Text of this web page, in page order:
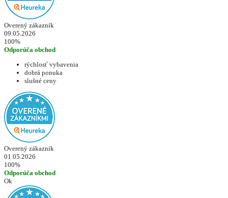
Overený zákazník
09.05.2026
100%
Odporúča obchod
rýchlosť vybavenia
dobrá ponuka
slušné ceny
Overený zákazník
01.05.2026
100%
Odporúča obchod
Ok